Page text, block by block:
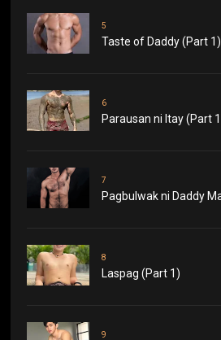
5
Taste of Daddy (Part 1)
6
Parausan ni Itay (Part
7
Pagbulwak ni Daddy
8
Laspag (Part 1)
9